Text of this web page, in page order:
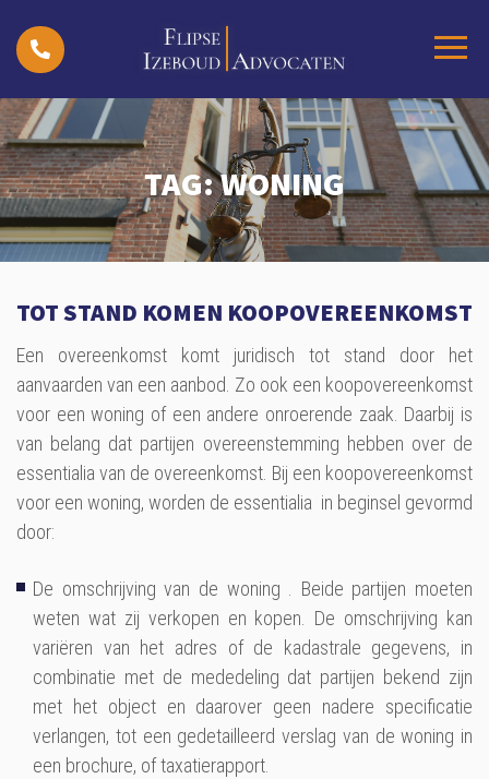
TAG:WONING
TOT STAND KOMEN KOOPOVEREENKOMST
Een overeenkomst komt juridisch tot stand door het
aanvaarden van een aanbod. Zo ook een koopovereenkomst
voor een woning of een andere onroerende zaak. Daarbij is
van belang dat partijen overeenstemming hebben over de
essentialia van de overeenkomst. Bij een koopovereenkomst
voor een woning, worden de essentialia in beginsel gevormd
door:
De omschrijving van de woning . Beide partijen moeten
weten wat zij verkopen en kopen. De omschrijving kan
variëren van het adres of de kadastrale gegevens, in
combinatie met de mededeling dat partijen bekend zijn
met het object en daarover geen nadere specificatie
verlangen, tot een gedetailleerd verslag van de woning in
een brochure, of taxatierapport.